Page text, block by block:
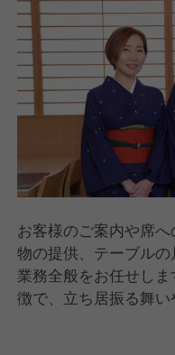
お客様のご案内や席
物の提供、テーブル
業務全般をお任せし
徴で、立ち居振る舞
て働けるよう、着付